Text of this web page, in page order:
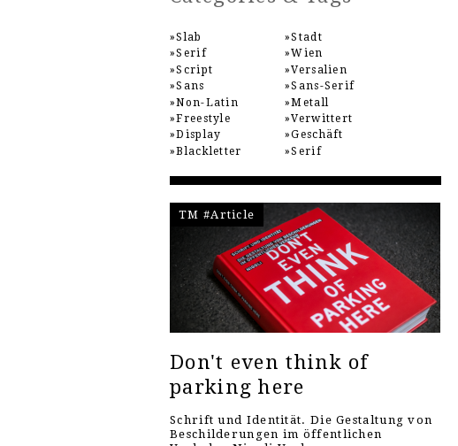
Slab
Serif
Script
Sans
Non-Latin
Freestyle
Display
Blackletter
Stadt
Wien
Versalien
Sans-Serif
Metall
Verwittert
Geschäft
Serif
TM #Article
Don't even think of
parking here
Schrift und Identität. Die Gestaltung von
Beschilderungen im öffentlichen